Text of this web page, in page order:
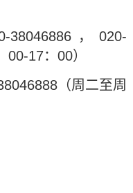
，020-
17：00）
（周二至周